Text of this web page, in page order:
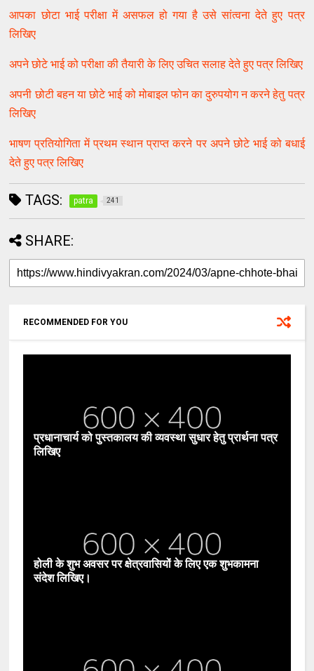
आपका छोटा भाई परीक्षा में असफल हो गया है उसे सांत्वना देते हुए पत्र
लिखिए
अपने छोटे भाई को परीक्षा की तैयारी के लिए उचित सलाह देते हुए पत्र लिखिए
अपनी छोटी बहन या छोटे भाई को मोबाइल फोन का दुरुपयोग न करने हेतु पत्र
लिखिए
भाषण प्रतियोगिता में प्रथम स्थान प्राप्त करने पर अपने छोटे भाई को बधाई
देते हुए पत्र लिखिए
TAGS: patra 241
SHARE:
RECOMMENDED FOR YOU
प्रधानाचार्य को पुस्तकालय की व्यवस्था सुधार हेतु प्रार्थना पत्र
लिखिए
होली के शुभ अवसर पर क्षेत्रवासियों के लिए एक शुभकामना
संदेश लिखिए।